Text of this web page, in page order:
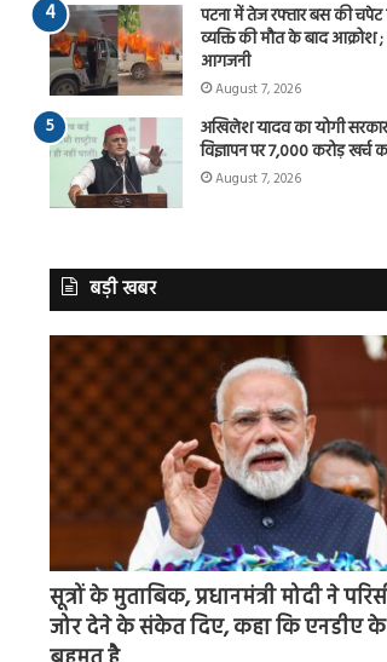
पटना में तेज रफ्तार बस की
व्यक्ति की मौत के बाद आक्रोश
आगजनी
August 7, 2026
अखिलेश यादव का योगी
विज्ञापन पर 7,000 करोड़ खर्च
August 7, 2026
बड़ी खबर
सूत्रों के मुताबिक, प्रधानमंत्री मोदी ने
जोर देने के संकेत दिए, कहा कि एनडीए